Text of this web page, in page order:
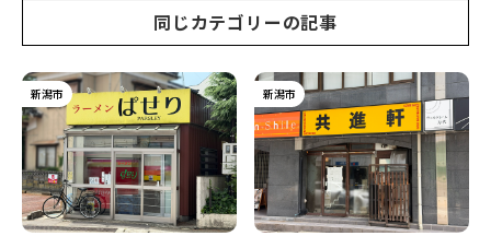
同じカテゴリーの記事
新潟市 新潟市